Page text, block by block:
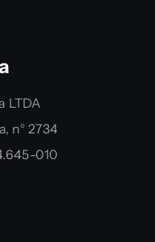
LTDA
n° 2734
010